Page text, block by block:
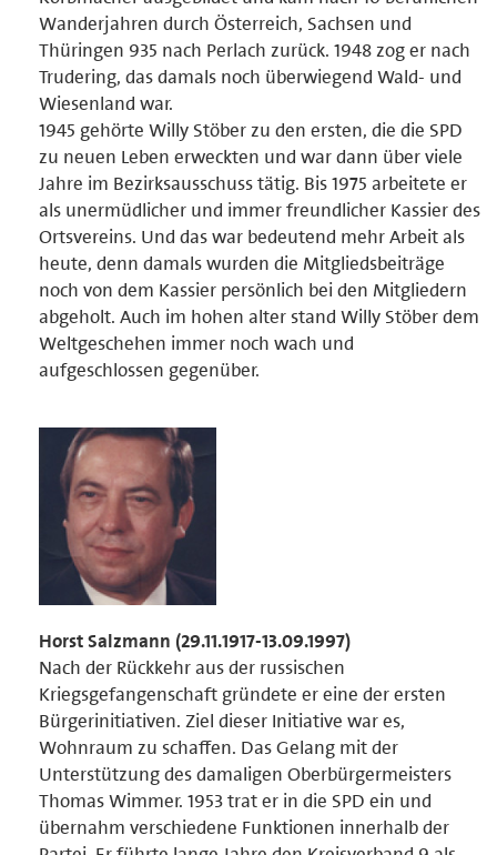
Wanderjahren durch Österreich, Sachsen und
Thüringen 935 nach Perlach zurück. 1948 zog er nach
Trudering, das damals noch überwiegend Wald- und
Wiesenland war.
1945 gehörte Willy Stöber zu den ersten, die die SPD
zu neuen Leben erweckten und war dann über viele
Jahre im Bezirksausschuss tätig. Bis 1975 arbeitete er
als unermüdlicher und immer freundlicher Kassier des
Ortsvereins. Und das war bedeutend mehr Arbeit als
heute, denn damals wurden die Mitgliedsbeiträge
noch von dem Kassier persönlich bei den Mitgliedern
abgeholt. Auch im hohen alter stand Willy Stöber dem
Weltgeschehen immer noch wach und
aufgeschlossen gegenüber.
Horst Salzmann (29.11.1917-13.09.1997)
Nach der Rückkehr aus der russischen
Kriegsgefangenschaft gründete er eine der ersten
Bürgerinitiativen. Ziel dieser Initiative war es,
Wohnraum zu schaffen. Das Gelang mit der
Unterstützung des damaligen Oberbürgermeisters
Thomas Wimmer. 1953 trat er in die SPD ein und
übernahm verschiedene Funktionen innerhalb der